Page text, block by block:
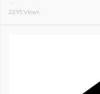
2295 Views